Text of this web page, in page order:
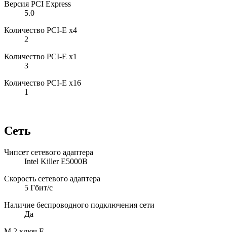
Версия PCI Express
5.0
Количество PCI-E x4
2
Количество PCI-E x1
3
Количество PCI-E x16
1
Сеть
Чипсет сетевого адаптера
Intel Killer E5000B
Скорость сетевого адаптера
5 Гбит/с
Наличие беспроводного подключения сети
Да